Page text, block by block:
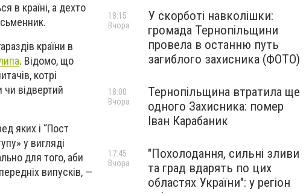
в країні, а дехто
країни в
. Відомо, що
котрі
чи відвертий
яких і “Пост
у вигляді
для того, аби
випусків, —
У скорботі навколішки:
громада Тернопільщини
провела в останню путь
загиблого захисника (ФОТО)
18:15
Вчора
Тернопільщина втратила ще
одного Захисника: помер
Іван Карабаник
18:00
Вчора
"Похолодання, сильні зливи
та град вдарять по цих
областях України": у регіон
17:45
Вчора